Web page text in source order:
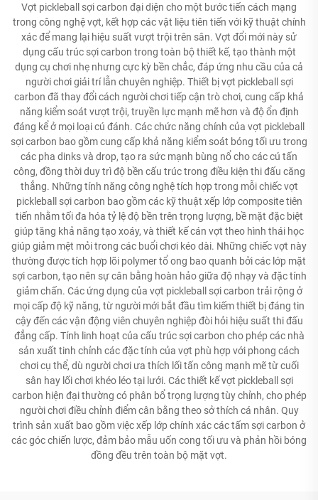
Vợt pickleball sợi carbon đại diện cho một bước tiến cách mạng
trong công nghệ vợt, kết hợp các vật liệu tiên tiến với kỹ thuật chính
xác để mang lại hiệu suất vượt trội trên sân. Vợt đổi mới này sử
dụng cấu trúc sợi carbon trong toàn bộ thiết kế, tạo thành một
dụng cụ chơi nhẹ nhưng cực kỳ bền chắc, đáp ứng nhu cầu của cả
người chơi giải trí lẫn chuyên nghiệp. Thiết bị vợt pickleball sợi
carbon đã thay đổi cách người chơi tiếp cận trò chơi, cung cấp khả
năng kiểm soát vượt trội, truyền lực mạnh mẽ hơn và độ ổn định
đáng kể ở mọi loại cú đánh. Các chức năng chính của vợt pickleball
sợi carbon bao gồm cung cấp khả năng kiểm soát bóng tối ưu trong
các pha dinks và drop, tạo ra sức mạnh bùng nổ cho các cú tấn
công, đồng thời duy trì độ bền cấu trúc trong điều kiện thi đấu căng
thẳng. Những tính năng công nghệ tích hợp trong mỗi chiếc vợt
pickleball sợi carbon bao gồm các kỹ thuật xếp lớp composite tiên
tiến nhằm tối đa hóa tỷ lệ độ bền trên trọng lượng, bề mặt đặc biệt
giúp tăng khả năng tạo xoáy, và thiết kế cán vợt theo hình thái học
giúp giảm mệt mỏi trong các buổi chơi kéo dài. Những chiếc vợt này
thường được tích hợp lõi polymer tổ ong bao quanh bởi các lớp mặt
sợi carbon, tạo nên sự cân bằng hoàn hảo giữa độ nhạy và đặc tính
giảm chấn. Các ứng dụng của vợt pickleball sợi carbon trải rộng ở
mọi cấp độ kỹ năng, từ người mới bắt đầu tìm kiếm thiết bị đáng tin
cậy đến các vận động viên chuyên nghiệp đòi hỏi hiệu suất thi đấu
đẳng cấp. Tính linh hoạt của cấu trúc sợi carbon cho phép các nhà
sản xuất tinh chỉnh các đặc tính của vợt phù hợp với phong cách
chơi cụ thể, dù người chơi ưa thích lối tấn công mạnh mẽ từ cuối
sân hay lối chơi khéo léo tại lưới. Các thiết kế vợt pickleball sợi
carbon hiện đại thường có phân bổ trọng lượng tùy chỉnh, cho phép
người chơi điều chỉnh điểm cân bằng theo sở thích cá nhân. Quy
trình sản xuất bao gồm việc xếp lớp chính xác các tấm sợi carbon ở
các góc chiến lược, đảm bảo mẫu uốn cong tối ưu và phản hồi bóng
đồng đều trên toàn bộ mặt vợt.